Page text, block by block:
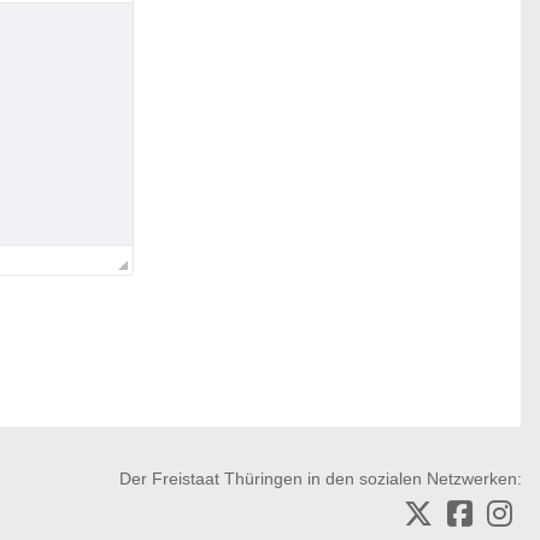
Der Freistaat Thüringen in den sozialen Netzwerken: